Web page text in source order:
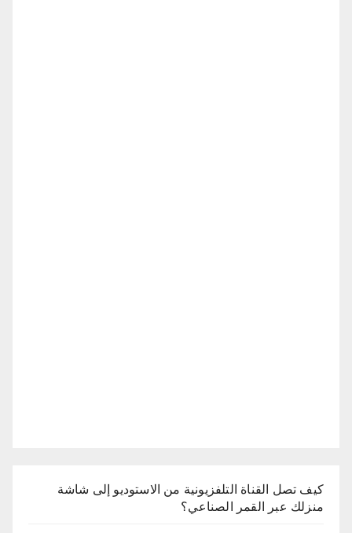
كيف تصل القناة التلفزيونية من الاستوديو إلى شاشة
منزلك عبر القمر الصناعي؟